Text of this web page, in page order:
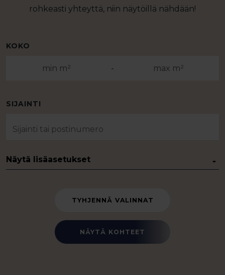
rohkeasti yhteyttä, niin näytöillä nähdään!
KOKO
-
SIJAINTI
Näytä lisäasetukset
TYHJENNÄ VALINNAT
NÄYTÄ KOHTEET